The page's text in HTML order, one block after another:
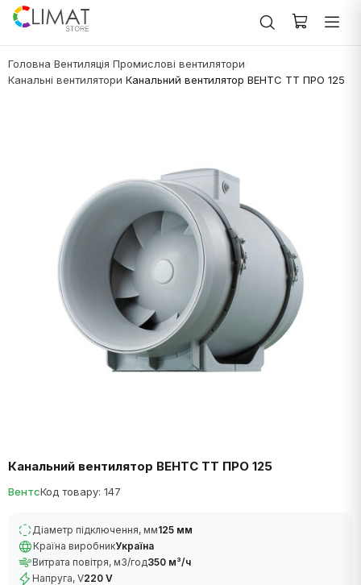
Головна Вентиляція Промислові вентилятори
Канальні вентилятори Канальний вентилятор ВЕНТС ТТ ПРО 125
Канальний вентилятор ВЕНТС ТТ ПРО 125
ВентсКод товару: 147
Діаметр підключення, мм125 мм
Країна виробникУкраїна
Витрата повітря, м3/год350 м³/ч
Напруга, V220 V